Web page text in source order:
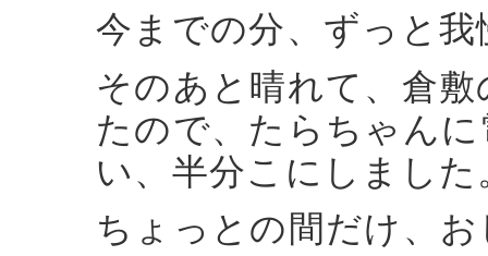
今までの分、ずっと
そのあと晴れて、倉
たので、たらちゃん
い、半分こにしました
ちょっとの間だけ、